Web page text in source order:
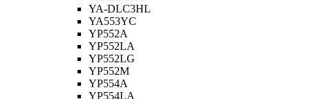
YA-DLC3HL
YA553YC
YP552A
YP552LA
YP552LG
YP552M
YP554A
YP554LA